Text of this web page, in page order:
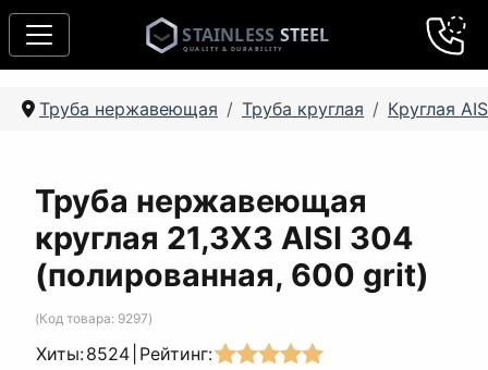
Труба нержавеющая Труба круглая Круглая
Труба нержавеющая
круглая 21,3Х3 AISI 304
(полированная, 600 grit)
(Код товара: 9297)
Хиты:8524 Рейтинг: